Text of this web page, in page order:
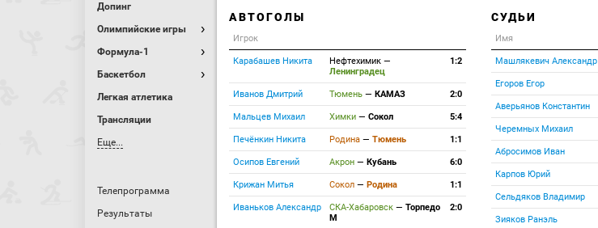
Допинг
Олимпийские игры
Формула-1
Баскетбол
Легкая атлетика
Трансляции
Еще...
Телепрограмма
Результаты
АВТОГОЛЫ
Игрок
Карабашев Никита Нефтехимик —
Ленинградец
1:2
Иванов Дмитрий Тюмень — КАМАЗ 2:0
Мальцев Михаил Химки — Сокол 5:4
Печёнкин Никита Родина — Тюмень 1:1
Осипов Евгений Акрон — Кубань 6:0
Крижан Митья Сокол — Родина 1:1
Иваньков Александр СКА-Хабаровск — Торпедо
М
2:0
СУДЬИ
Имя
Машлякевич Александр
Егоров Егор
Аверьянов Константин
Черемных Михаил
Абросимов Иван
Карпов Юрий
Сельдяков Владимир
Зияков Ранэль